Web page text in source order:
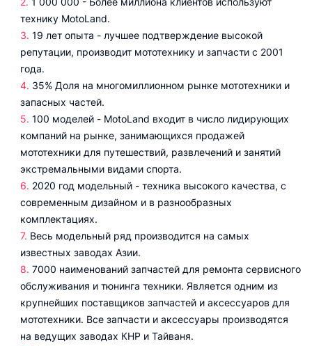
технику MotoLand.
19 лет опыта - лучшее подтверждение высокой
репутации, производит мототехнику и запчасти с 2001
года.
35% Доля на многомиллионном рынке мототехники и
запасных частей.
100 моделей - MotoLand входит в число лидирующих
компаний на рынке, занимающихся продажей
мототехники для путешествий, развлечений и занятий
экстремальными видами спорта.
2020 год модельный - техника высокого качества, с
современным дизайном и в разнообразных
комплектациях.
Весь модельный ряд производится на самых
известных заводах Азии.
7000 наименований запчастей для ремонта сервисного
обслуживания и тюнинга техники. Является одним из
крупнейших поставщиков запчастей и аксессуаров для
мототехники. Все запчасти и аксессуары производятся
на ведущих заводах КНР и Тайваня.